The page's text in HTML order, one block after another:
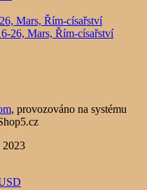
Mars, Řím-císařství
, provozováno na systému